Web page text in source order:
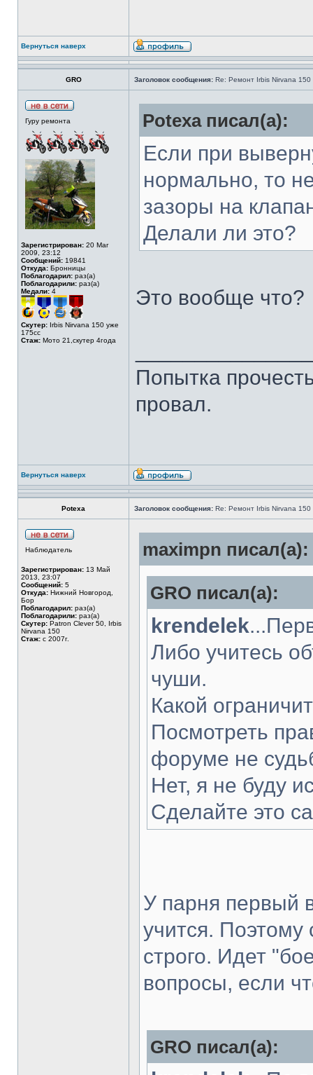
Вернуться наверх
GRO Заголовок сообщения: Re: Ремонт Irbis Nirvana 150
Гуру ремонта
Зарегистрирован: 20 Mar
2009, 23:12
Сообщений: 19841
Откуда: Бронницы
Поблагодарил: раз(а)
Поблагодарили: раз(а)
Медали: 4
Скутер: Irbis Nirvana 150 уже
175сс
Стаж: Мото 21,скутер 4года
Potexa писал(а):
Если при
нормально, то
зазоры на
Делали ли это?
Это вообще что?
Попытка
провал.
Вернуться наверх
Potexa Заголовок сообщения: Re: Ремонт Irbis Nirvana 150
Наблюдатель
Зарегистрирован: 13 Май
2013, 23:07
Сообщений: 5
Откуда: Нижний Новгород,
Бор
Поблагодарил: раз(а)
Поблагодарили: раз(а)
Скутер: Patron Clever 50, Irbis
Nirvana 150
Стаж: с 2007г.
maximpn писал(а):
GRO писал(а):
krendelek
Либо учитесь
чуши.
Какой
Посмотреть
форуме не
Нет, я не буду
Сделайте это
У парня первый
учится. Поэтому
строго. Идет
вопросы, если
GRO писал(а):